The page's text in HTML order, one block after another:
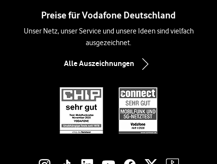
Preise für Vodafone Deutschland
Unser Netz, unser Service und unsere Ideen sind vielfach
ausgezeichnet.
Alle Auszeichnungen